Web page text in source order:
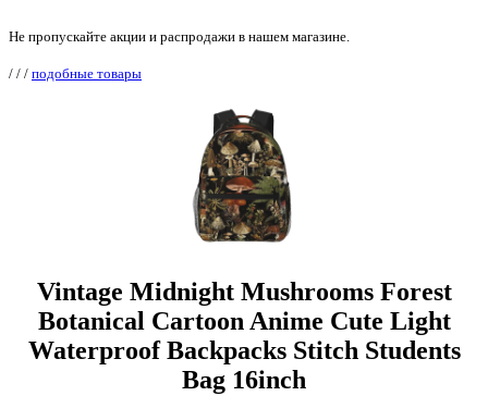
Не пропускайте акции и распродажи в нашем магазине.
/ / / подобные товары
Vintage Midnight Mushrooms Forest
Botanical Cartoon Anime Cute Light
Waterproof Backpacks Stitch Students
Bag 16inch